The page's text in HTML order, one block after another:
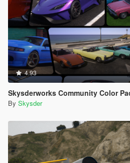
4.93
Skysderworks Community Color
By Skysder